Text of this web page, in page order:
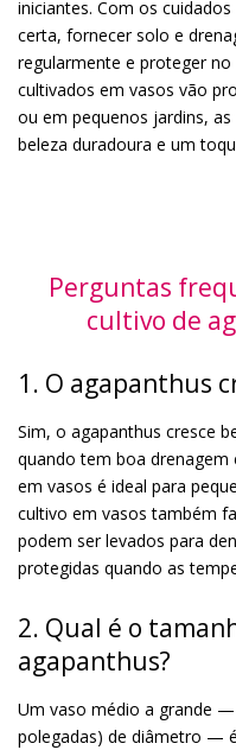
iniciantes. Com os
certa, fornecer solo e
regularmente e proteger
cultivados em vasos vão
ou em pequenos jardins,
beleza duradoura e um
Perguntas
cultivo de
1. O agapanthus
Sim, o agapanthus cresce
quando tem boa drenagem
em vasos é ideal para
cultivo em vasos também
podem ser levados para
protegidas quando as
2. Qual é o
agapanthus?
Um vaso médio a grande
polegadas) de diâmetro —